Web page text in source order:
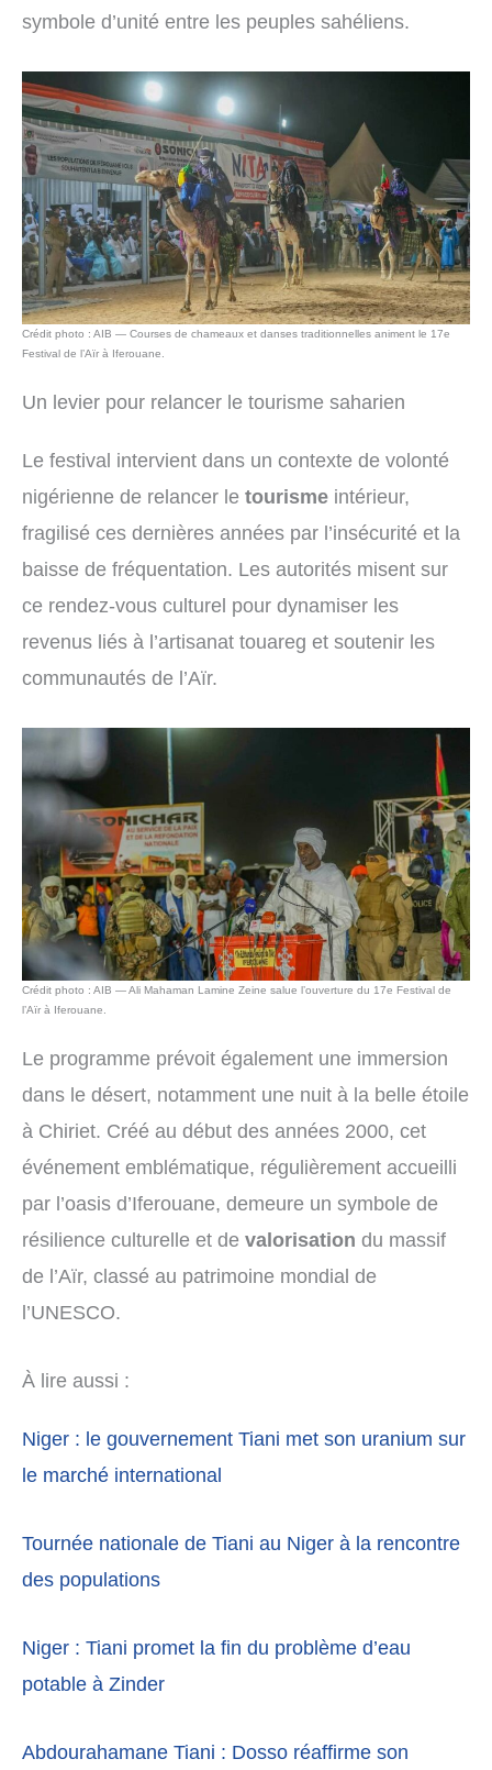
symbole d’unité entre les peuples sahéliens.
Crédit photo : AIB — Courses de chameaux et danses traditionnelles animent le 17e
Festival de l’Aïr à Iferouane.
Un levier pour relancer le tourisme saharien
Le festival intervient dans un contexte de volonté
nigérienne de relancer le tourisme intérieur,
fragilisé ces dernières années par l’insécurité et la
baisse de fréquentation. Les autorités misent sur
ce rendez-vous culturel pour dynamiser les
revenus liés à l’artisanat touareg et soutenir les
communautés de l’Aïr.
Crédit photo : AIB — Ali Mahaman Lamine Zeine salue l’ouverture du 17e Festival de
l’Aïr à Iferouane.
Le programme prévoit également une immersion
dans le désert, notamment une nuit à la belle étoile
à Chiriet. Créé au début des années 2000, cet
événement emblématique, régulièrement accueilli
par l’oasis d’Iferouane, demeure un symbole de
résilience culturelle et de valorisation du massif
de l’Aïr, classé au patrimoine mondial de
l’UNESCO.
À lire aussi :
Niger : le gouvernement Tiani met son uranium sur
le marché international
Tournée nationale de Tiani au Niger à la rencontre
des populations
Niger : Tiani promet la fin du problème d’eau
potable à Zinder
Abdourahamane Tiani : Dosso réaffirme son